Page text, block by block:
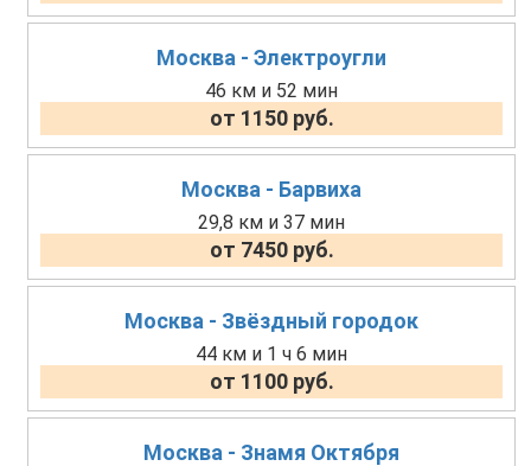
Москва - Электроугли
46 км и 52 мин
от 1150 руб.
Москва - Барвиха
29,8 км и 37 мин
от 7450 руб.
Москва - Звёздный городок
44 км и 1 ч 6 мин
от 1100 руб.
Москва - Знамя Октября